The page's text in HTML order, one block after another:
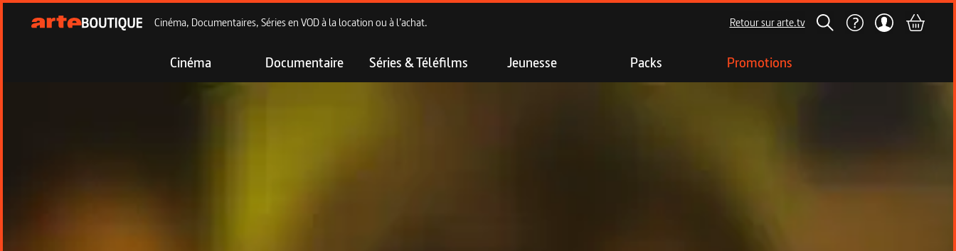
Cinéma, Documentaires, Séries en VOD à la location ou à l’achat. Retour sur arte.tv
Cinéma Documentaire Séries & Téléfilms Jeunesse Packs Promotions